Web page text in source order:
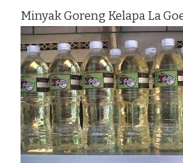
Minyak Goreng Kelapa La